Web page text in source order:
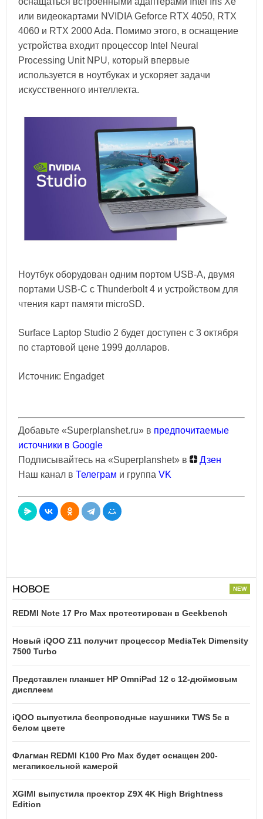
или видеокартами NVIDIA Geforce RTX 4050, RTX
4060 и RTX 2000 Ada. Помимо этого, в оснащение
устройства входит процессор Intel Neural
Processing Unit NPU, который впервые
используется в ноутбуках и ускоряет задачи
искусственного интеллекта.
Ноутбук оборудован одним портом USB-A, двумя
портами USB-C с Thunderbolt 4 и устройством для
чтения карт памяти microSD.
Surface Laptop Studio 2 будет доступен с 3 октября
по стартовой цене 1999 долларов.
Источник: Engadget
Добавьте «Superplanshet.ru» в предпочитаемые
источники в Google
Подписывайтесь на «Superplanshet» в
Дзен
Наш канал в Телеграм и группа VK
НОВОЕ
REDMI Note 17 Pro Max протестирован в Geekbench
Новый iQOO Z11 получит процессор MediaTek Dimensity
7500 Turbo
Представлен планшет HP OmniPad 12 с 12-дюймовым
дисплеем
iQOO выпустила беспроводные наушники TWS 5e в
белом цвете
Флагман REDMI K100 Pro Max будет оснащен 200-
мегапиксельной камерой
XGIMI выпустила проектор Z9X 4K High Brightness
Edition